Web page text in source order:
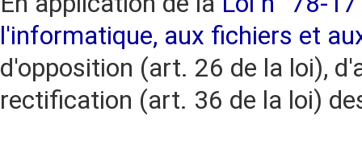
l'informatique, aux fichiers et
d'opposition (art. 26 de la loi),
rectification (art. 36 de la loi)